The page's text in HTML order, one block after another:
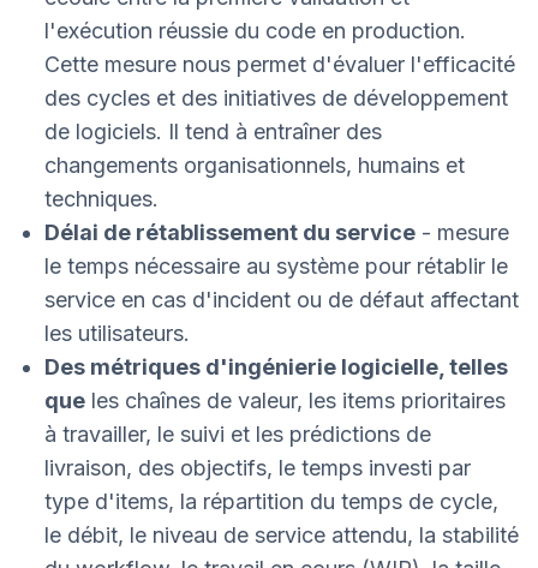
l'exécution réussie du code en production.
Cette mesure nous permet d'évaluer l'efficacité
des cycles et des initiatives de développement
de logiciels. Il tend à entraîner des
changements organisationnels, humains et
techniques.
Délai de rétablissement du service - mesure
le temps nécessaire au système pour rétablir le
service en cas d'incident ou de défaut affectant
les utilisateurs.
Des métriques d'ingénierie logicielle, telles
que les chaînes de valeur, les items prioritaires
à travailler, le suivi et les prédictions de
livraison, des objectifs, le temps investi par
type d'items, la répartition du temps de cycle,
le débit, le niveau de service attendu, la stabilité